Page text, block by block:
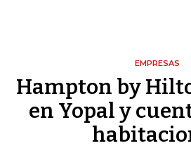
EMPRESAS
Hampton by
en Yopal y